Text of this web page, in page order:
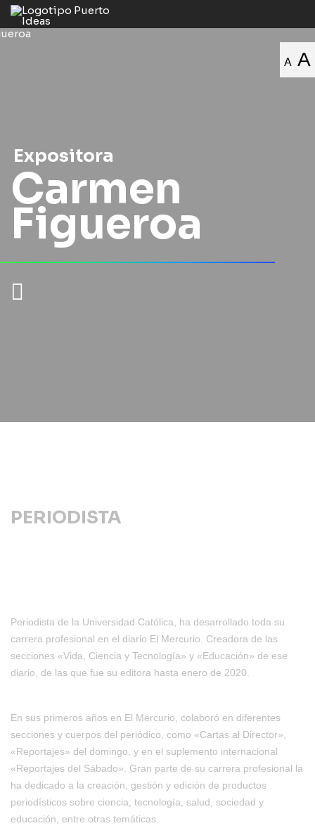
A A
Expositora
Carmen
Figueroa
PERIODISTA
Periodista de la Universidad Católica, ha desarrollado toda su
carrera profesional en el diario El Mercurio. Creadora de las
secciones «Vida, Ciencia y Tecnología» y «Educación» de ese
diario, de las que fue su editora hasta enero de 2020.
En sus primeros años en El Mercurio, colaboró en diferentes
secciones y cuerpos del periódico, como «Cartas al Director»,
«Reportajes» del domingo, y en el suplemento internacional
«Reportajes del Sábado». Gran parte de su carrera profesional la
ha dedicado a la creación, gestión y edición de productos
periodísticos sobre ciencia, tecnología, salud, sociedad y
educación, entre otras temáticas.